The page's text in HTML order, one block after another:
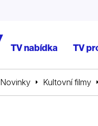
TV nabídka TV
Novinky Kultovní filmy